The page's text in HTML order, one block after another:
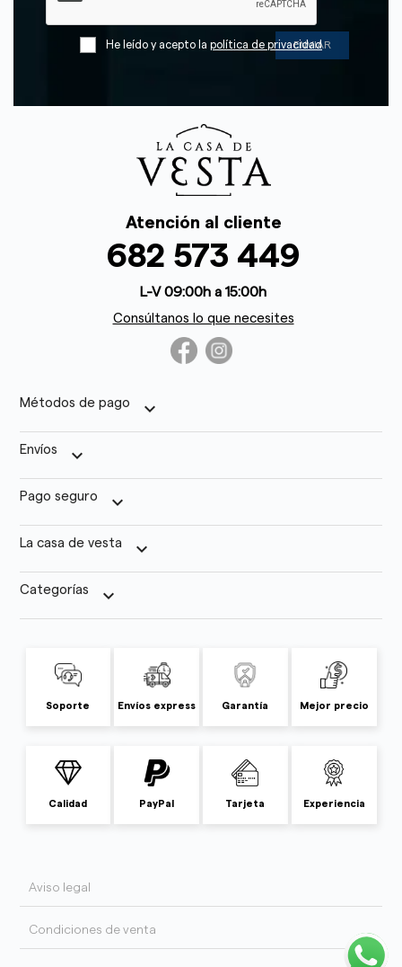
He leído y acepto la política de privacidad
Atención al cliente
682 573 449
L-V 09:00h a 15:00h
Consúltanos lo que necesites
Métodos de pago keyboard_arrow_down
Envíos keyboard_arrow_down
Pago seguro keyboard_arrow_down
La casa de vesta keyboard_arrow_down
Categorías keyboard_arrow_down
Soporte Envíos express Garantía Mejor precio
Calidad PayPal Tarjeta Experiencia
Aviso legal
Condiciones de venta